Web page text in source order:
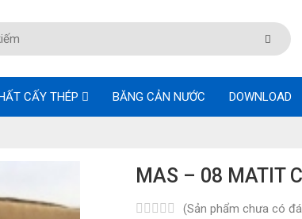
CẤY THÉP BĂNG CẢN NƯỚC DOWNLOAD
MAS – 08 MATIT
(Sản phẩm chưa có